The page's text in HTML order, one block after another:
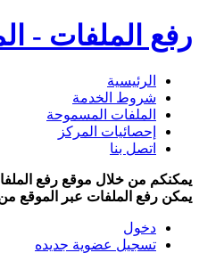
رفع الملفات -
الرئيسية
شروط الخدمة
الملفات المسموحة
إحصائيات المركز
اتصل بنا
يمكنكم من خلال موقع رفع
يمكن رفع الملفات عبر الموقع
دخول
تسجيل عضوية جديده